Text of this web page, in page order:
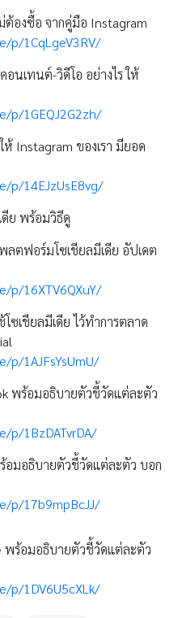
องซื้อ จากคู่มือ Instagram
p/1CqLgeV3RV/
นเทนต์-วิดีโอ อย่างไร ให้
p/1GEQJ2G2zh/
Instagram ของเรา มียอด
p/14EJzUsE8vg/
ย พร้อมวิธีดู
ตฟอร์มโซเชียลมีเดีย อัปเดต
p/16XTV6QXuY/
เชียลมีเดีย ไว้ทำการตลาด
p/1AJFsYsUmU/
พร้อมอธิบายตัวชี้วัดแต่ละตัว
p/1BzDATvrDA/
อมอธิบายตัวชี้วัดแต่ละตัว บอก
p/17b9mpBcJJ/
พร้อมอธิบายตัวชี้วัดแต่ละตัว
p/1DV6U5cXLk/